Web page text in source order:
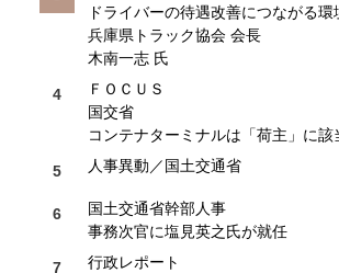
ドライバーの待遇改善につながる環
兵庫県トラック協会 会長
木南一志 氏
ＦＯＣＵＳ
国交省
コンテナターミナルは「荷主」に該
人事異動／国土交通省
国土交通省幹部人事
事務次官に塩見英之氏が就任
行政レポート